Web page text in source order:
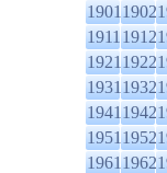
19011902
19111912
19211922
19311932
19411942
19511952
19611962